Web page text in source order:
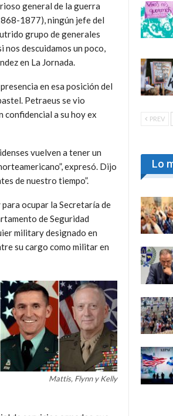
general de la guerra
1877), ningún jefe del
grupo de generales
nos descuidamos un poco,
en La Jornada.
en esa posición del
Petraeus se vio
a su hoy ex
vuelven a tener un
expresó. Dijo
de nuestro tiempo”.
ocupar la Secretaría de
de Seguridad
military designado en
su cargo como militar en
Mattis, Flynn y Kelly
PREV
Lo